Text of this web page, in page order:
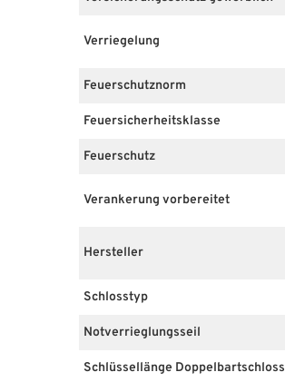
Verriegelung
Feuerschutznorm
Feuersicherheitsklasse
Feuerschutz
Verankerung vorbereitet
Hersteller
Schlosstyp
Notverrieglungsseil
Schlüssellänge Doppelbartschloss